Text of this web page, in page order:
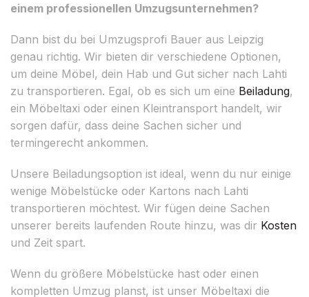
einem professionellen Umzugsunternehmen?
Dann bist du bei Umzugsprofi Bauer aus Leipzig
genau richtig. Wir bieten dir verschiedene Optionen,
um deine Möbel, dein Hab und Gut sicher nach Lahti
zu transportieren. Egal, ob es sich um eine Beiladung,
ein Möbeltaxi oder einen Kleintransport handelt, wir
sorgen dafür, dass deine Sachen sicher und
termingerecht ankommen.
Unsere Beiladungsoption ist ideal, wenn du nur einige
wenige Möbelstücke oder Kartons nach Lahti
transportieren möchtest. Wir fügen deine Sachen
unserer bereits laufenden Route hinzu, was dir Kosten
und Zeit spart.
Wenn du größere Möbelstücke hast oder einen
kompletten Umzug planst, ist unser Möbeltaxi die